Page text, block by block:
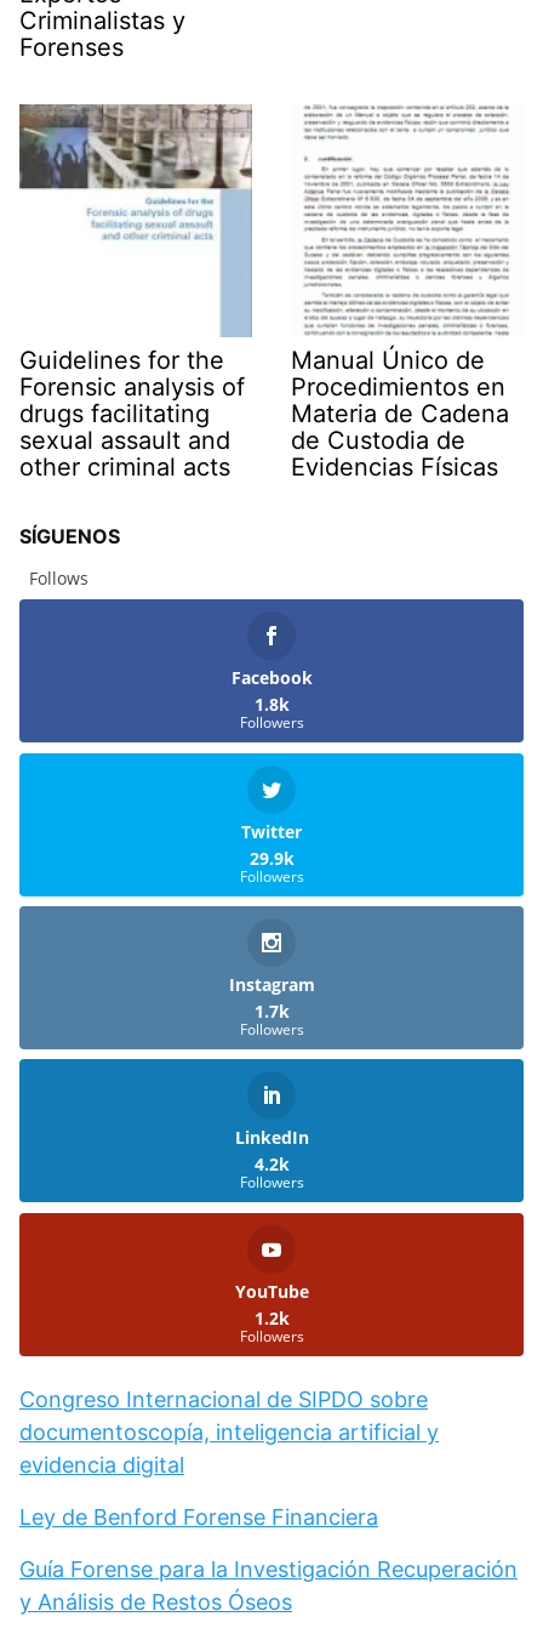
Criminalistas y
Forenses
Guidelines for the
Forensic analysis of
drugs facilitating
sexual assault and
other criminal acts
Manual Único de
Procedimientos en
Materia de Cadena
de Custodia de
Evidencias Físicas
SÍGUENOS
Follows
Facebook
1.8k
Followers
Twitter
29.9k
Followers
Instagram
1.7k
Followers
LinkedIn
4.2k
Followers
YouTube
1.2k
Followers
Congreso Internacional de SIPDO sobre
documentoscopía, inteligencia artificial y
evidencia digital
Ley de Benford Forense Financiera
Guía Forense para la Investigación Recuperación
y Análisis de Restos Óseos